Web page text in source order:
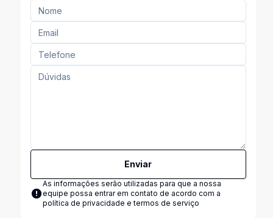
Enviar
As informações serão utilizadas para que a nossa
equipe possa entrar em contato de acordo com a
política de privacidade e termos de serviço